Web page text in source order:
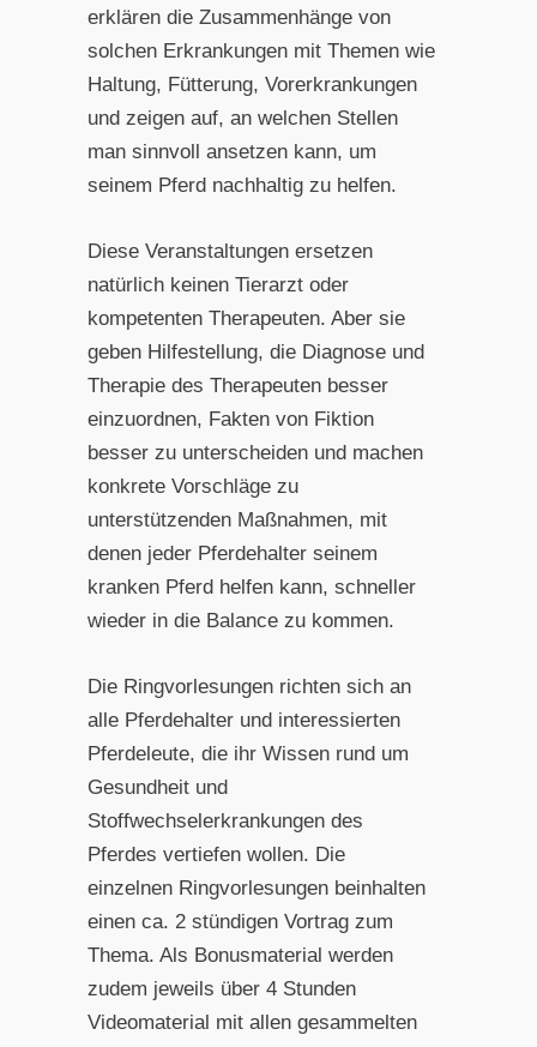
erklären die Zusammenhänge von
solchen Erkrankungen mit Themen wie
Haltung, Fütterung, Vorerkrankungen
und zeigen auf, an welchen Stellen
man sinnvoll ansetzen kann, um
seinem Pferd nachhaltig zu helfen.
Diese Veranstaltungen ersetzen
natürlich keinen Tierarzt oder
kompetenten Therapeuten. Aber sie
geben Hilfestellung, die Diagnose und
Therapie des Therapeuten besser
einzuordnen, Fakten von Fiktion
besser zu unterscheiden und machen
konkrete Vorschläge zu
unterstützenden Maßnahmen, mit
denen jeder Pferdehalter seinem
kranken Pferd helfen kann, schneller
wieder in die Balance zu kommen.
Die Ringvorlesungen richten sich an
alle Pferdehalter und interessierten
Pferdeleute, die ihr Wissen rund um
Gesundheit und
Stoffwechselerkrankungen des
Pferdes vertiefen wollen. Die
einzelnen Ringvorlesungen beinhalten
einen ca. 2 stündigen Vortrag zum
Thema. Als Bonusmaterial werden
zudem jeweils über 4 Stunden
Videomaterial mit allen gesammelten